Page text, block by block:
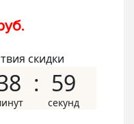
скидки
58